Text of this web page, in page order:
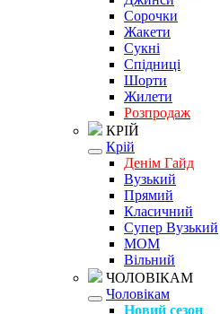
Сорочки
Жакети
Сукні
Спідниці
Шорти
Жилети
Розпродаж
КРІЙ
Крій
Денім Гайд
Вузький
Прямий
Класичний
Супер Вузький
MOM
Вільний
ЧОЛОВІКАМ
Чоловікам
Новий сезон